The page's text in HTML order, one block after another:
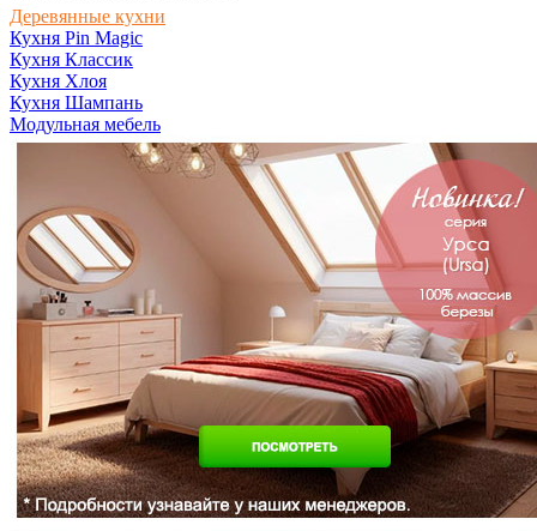
Деревянные кухни
Кухня Pin Magic
Кухня Классик
Кухня Хлоя
Кухня Шампань
Модульная мебель